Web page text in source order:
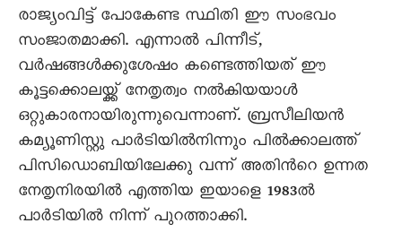
രാജ്യംവിട്ട് പോകേണ്ട സ്ഥിതി ഈ സംഭവം
സംജാതമാക്കി. എന്നാല്‍ പിന്നീട്,
വര്‍ഷങ്ങള്‍ക്കുശേഷം കണ്ടെത്തിയത് ഈ
കൂട്ടക്കൊലയ്ക്ക് നേതൃത്വം നല്‍കിയയാള്‍
ഒറ്റുകാരനായിരുന്നുവെന്നാണ്. ബ്രസീലിയന്‍
കമ്യൂണിസ്റ്റു പാര്‍ടിയില്‍നിന്നും പില്‍ക്കാലത്ത്
പിസിഡൊബിയിലേക്കു വന്ന് അതിന്‍റെ ഉന്നത
നേതൃനിരയില്‍ എത്തിയ ഇയാളെ 1983ല്‍
പാര്‍ടിയില്‍ നിന്ന് പുറത്താക്കി.